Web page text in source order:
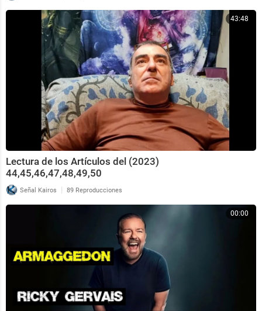
43:48
Lectura de los Artículos del (2023)
44,45,46,47,48,49,50
Señal Kairos | 89 Reproducciones
00:00